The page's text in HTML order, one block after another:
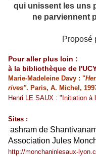
qui unissent les uns
ne parviennent
Proposé
Pour aller plus loin :
à la bibliothèque de
Marie-Madeleine Davy : "
rives". Paris, A. Michel,
Henri LE SAUX : "Initiation à
Sites :
ashram de
Association Jules
http://monchaninlesaux-